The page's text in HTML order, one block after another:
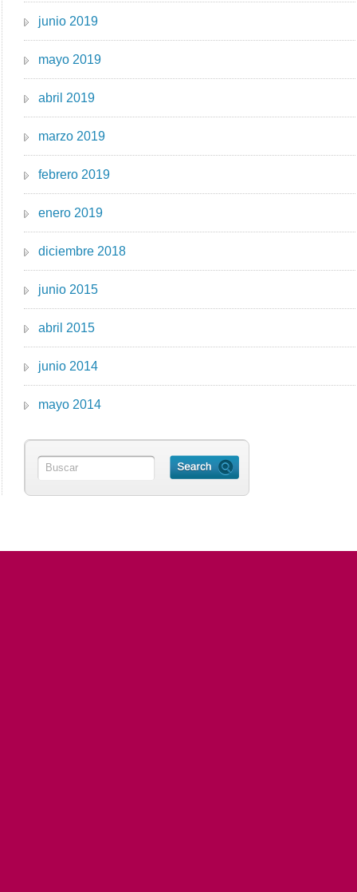
junio 2019
mayo 2019
abril 2019
marzo 2019
febrero 2019
enero 2019
diciembre 2018
junio 2015
abril 2015
junio 2014
mayo 2014